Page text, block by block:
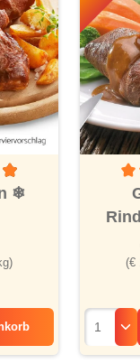
Bewertung von 4.9
❄
(€